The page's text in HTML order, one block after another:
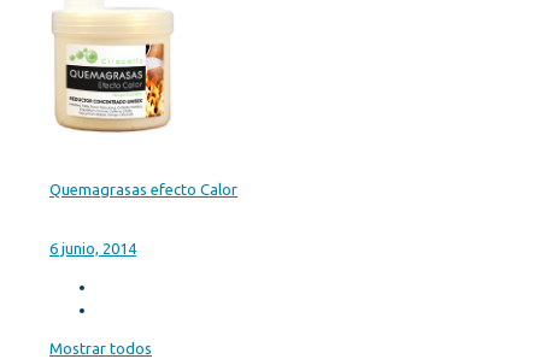
Quemagrasas efecto Calor
6 junio, 2014
Mostrar todos